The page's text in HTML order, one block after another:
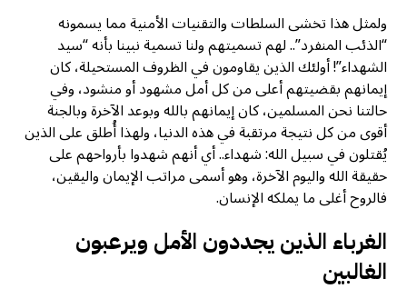
ولمثل هذا تخشى السلطات والتقنيات الأمنية مما يسمونه
“الذئب المنفرد”.. لهم تسميتهم ولنا تسمية نبينا بأنه “سيد
الشهداء”! أولئك الذين يقاومون في الظروف المستحيلة، كان
إيمانهم بقضيتهم أعلى من كل أمل مشهود أو منشود، وفي
حالتنا نحن المسلمين، كان إيمانهم بالله وبوعد الآخرة وبالجنة
أقوى من كل نتيجة مرتقبة في هذه الدنيا، ولهذا أُطلق على الذين
يُقتلون في سبيل الله: شهداء.. أي أنهم شهدوا بأرواحهم على
حقيقة الله واليوم الآخرة، وهو أسمى مراتب الإيمان واليقين،
فالروح أغلى ما يملكه الإنسان.
الغرباء الذين يجددون الأمل ويرعبون
الغالبين